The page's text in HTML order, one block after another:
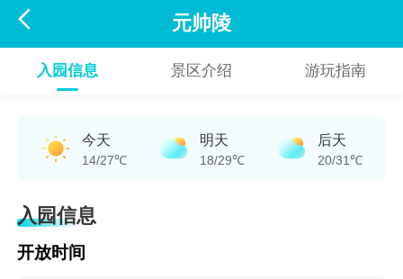
 元帅陵
入园信息 景区介绍 游玩指南
今天
14/27℃
明天
18/29℃
后天
20/31℃
入园信息
开放时间